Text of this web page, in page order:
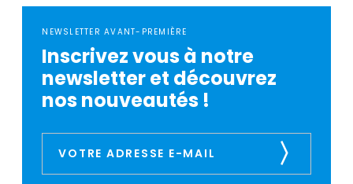
NEWSLETTER AVANT-PREMIÈRE
Inscrivez vous à notre
newsletter et découvrez
nos nouveautés !